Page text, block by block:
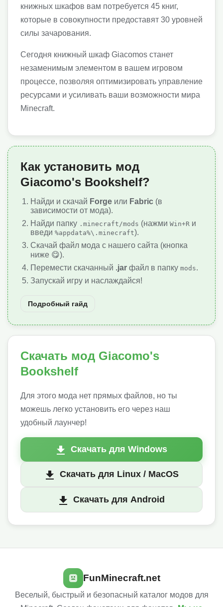
книжных шкафов вам потребуется 45 книг,
которые в совокупности предоставят 30 уровней
силы зачарования.
Сегодня книжный шкаф Giacomos станет
незаменимым элементом в вашем игровом
процессе, позволяя оптимизировать управление
ресурсами и усиливать ваши возможности мира
Minecraft.
Как установить мод
Giacomo's Bookshelf?
Найди и скачай Forge или Fabric (в
зависимости от мода).
Найди папку .minecraft/mods (нажми Win+R и
введи %appdata%\.minecraft).
Скачай файл мода с нашего сайта (кнопка
ниже 😋).
Перемести скачанный .jar файл в папку mods.
Запускай игру и наслаждайся!
Подробный гайд
Скачать мод Giacomo's
Bookshelf
Для этого мода нет прямых файлов, но ты
можешь легко установить его через наш
удобный лаунчер!
Скачать для Windows
Скачать для Linux / MacOS
Скачать для Android
FunMinecraft.net
Веселый, быстрый и безопасный каталог модов для